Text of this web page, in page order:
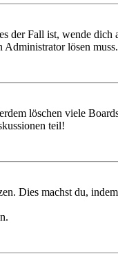
Fall ist, wende
lösen muss.
löschen viele
teil!
Dies machst du,